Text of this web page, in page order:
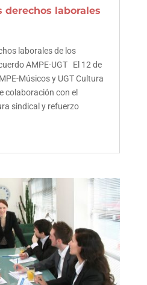
derechos laborales
laborales de los
AMPE-UGT El 12 de
Músicos y UGT Cultura
colaboración con el
sindical y refuerzo